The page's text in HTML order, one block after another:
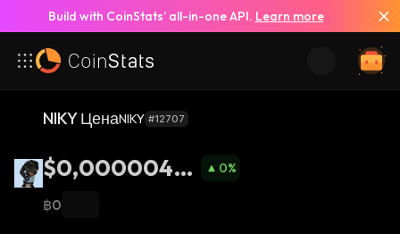
Build with CoinStats’ all-in-one API. Learn more
NIKY ЦенаNIKY #12707
$0,00000439
2
0%
฿0